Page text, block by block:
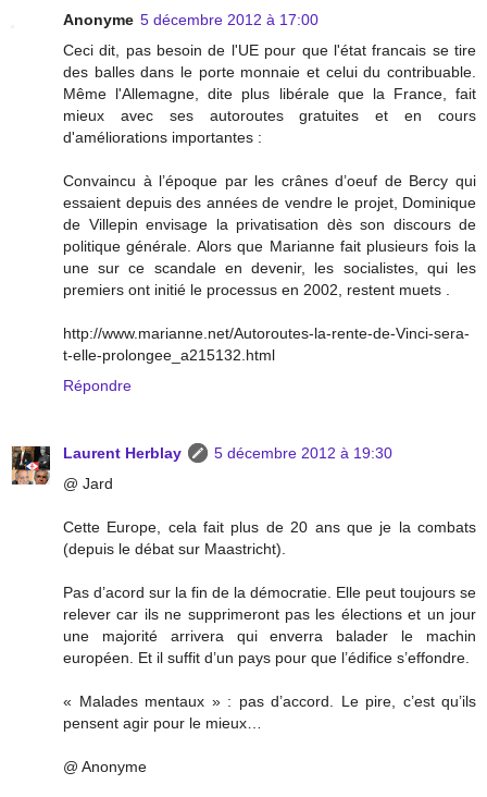
Anonyme 5 décembre 2012 à 17:00
Ceci dit, pas besoin de l'UE pour que l'état francais se tire
des balles dans le porte monnaie et celui du contribuable.
Même l'Allemagne, dite plus libérale que la France, fait
mieux avec ses autoroutes gratuites et en cours
d'améliorations importantes :
Convaincu à l’époque par les crânes d’oeuf de Bercy qui
essaient depuis des années de vendre le projet, Dominique
de Villepin envisage la privatisation dès son discours de
politique générale. Alors que Marianne fait plusieurs fois la
une sur ce scandale en devenir, les socialistes, qui les
premiers ont initié le processus en 2002, restent muets .
http://www.marianne.net/Autoroutes-la-rente-de-Vinci-sera-
t-elle-prolongee_a215132.html
Répondre
Laurent Herblay
5 décembre 2012 à 19:30
@ Jard
Cette Europe, cela fait plus de 20 ans que je la combats
(depuis le débat sur Maastricht).
Pas d’acord sur la fin de la démocratie. Elle peut toujours se
relever car ils ne supprimeront pas les élections et un jour
une majorité arrivera qui enverra balader le machin
européen. Et il suffit d’un pays pour que l’édifice s’effondre.
« Malades mentaux » : pas d’accord. Le pire, c’est qu’ils
pensent agir pour le mieux…
@ Anonyme